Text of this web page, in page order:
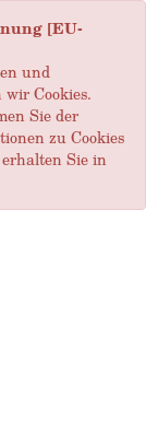
[EU-
und
Cookies.
Sie der
zu Cookies
Sie in